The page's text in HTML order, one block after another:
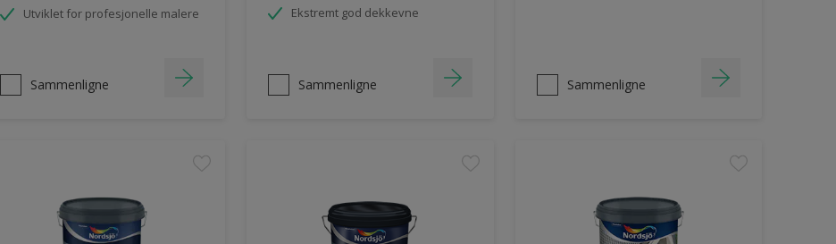
Utviklet for profesjonelle malere
Sammenligne
Ekstremt god dekkevne
Sammenligne Sammenligne